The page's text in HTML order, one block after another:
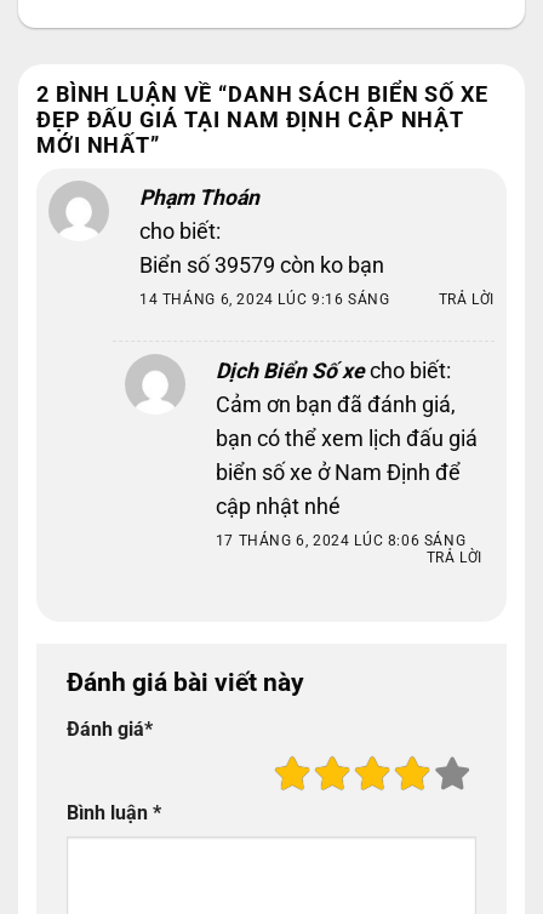
2 BÌNH LUẬN VỀ “DANH SÁCH BIỂN SỐ XE
ĐẸP ĐẤU GIÁ TẠI NAM ĐỊNH CẬP NHẬT
MỚI NHẤT”
Phạm Thoán
cho biết:
Biển số 39579 còn ko bạn
14 THÁNG 6, 2024 LÚC 9:16 SÁNG TRẢ LỜI
Dịch Biển Số xe cho biết:
Cảm ơn bạn đã đánh giá,
bạn có thể xem lịch đấu giá
biển số xe ở Nam Định để
cập nhật nhé
17 THÁNG 6, 2024 LÚC 8:06 SÁNG
TRẢ LỜI
Đánh giá bài viết này
Đánh giá*
Bình luận *